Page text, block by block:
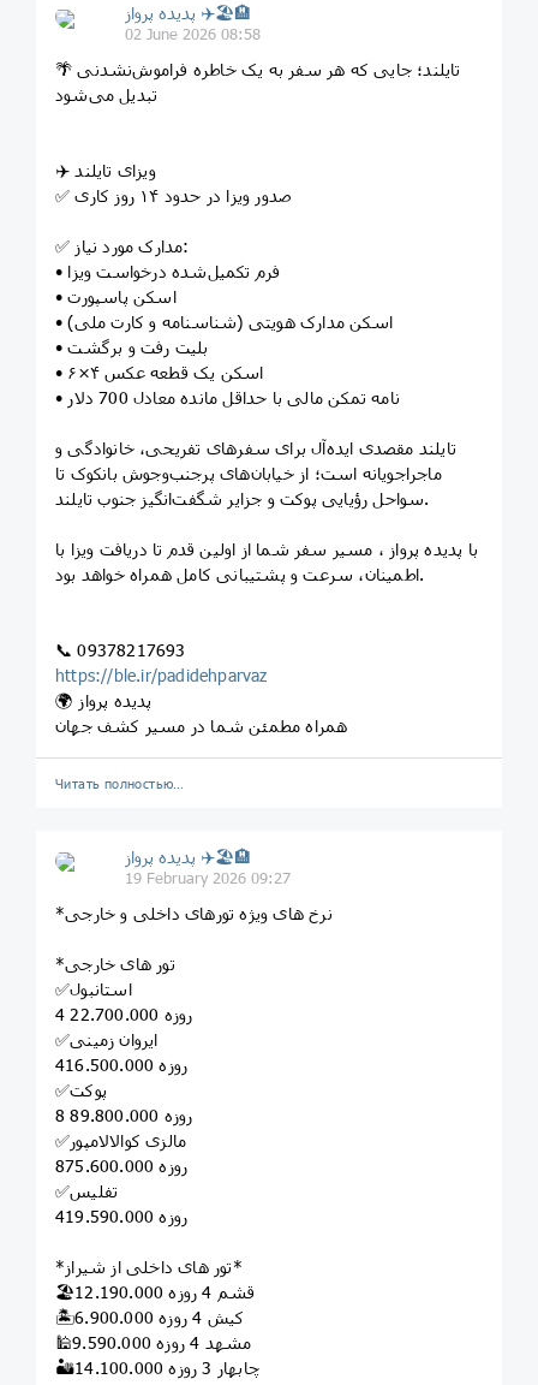
پديده پرواز ✈️🏖🏨
02 June 2026 08:58
🌴 تایلند؛ جایی که هر سفر به یک خاطره فراموش‌نشدنی
تبدیل می‌شود
✈️ ویزای تایلند
✅ صدور ویزا در حدود ۱۴ روز کاری
✅ مدارک مورد نیاز:
• فرم تکمیل‌شده درخواست ویزا
• اسکن پاسپورت
• اسکن مدارک هویتی (شناسنامه و کارت ملی)
• بلیت رفت و برگشت
• اسکن یک قطعه عکس ۴×۶
• نامه تمکن مالی با حداقل مانده معادل 700 دلار
تایلند مقصدی ایده‌آل برای سفرهای تفریحی، خانوادگی و
ماجراجویانه است؛ از خیابان‌های پرجنب‌وجوش بانکوک تا
سواحل رؤیایی پوکت و جزایر شگفت‌انگیز جنوب تایلند.
با پدیده پرواز ، مسیر سفر شما از اولین قدم تا دریافت ویزا با
اطمینان، سرعت و پشتیبانی کامل همراه خواهد بود.
📞 09378217693
https://ble.ir/padidehparvaz
🌍 پدیده پرواز
همراه مطمئن شما در مسیر کشف جهان
Читать полностью…
پديده پرواز ✈️🏖🏨
19 February 2026 09:27
*نرخ های ویژه تورهای داخلی و خارجی
*تور های خارجی
✅استانبول
4 روزه 22.700.000
✅ایروان زمینی
4روزه 16.500.000
✅پوکت
8 روزه 89.800.000
✅مالزی کوالالامپور
8روزه 75.600.000
✅تفلیس
4روزه 19.590.000
*تور های داخلی از شیراز*
🏖قشم 4 روزه 12.190.000
🏝کیش 4 روزه 6.900.000
🕌مشهد 4 روزه 9.590.000
🏜️چابهار 3 روزه 14.100.000